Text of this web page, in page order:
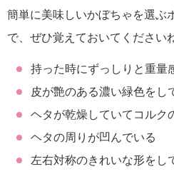
簡単に美味しいかぼちゃを選ぶ
で、ぜひ覚えておいてください
持った時にずっしりと重量
皮が艶のある濃い緑色をし
ヘタが乾燥していてコルク
ヘタの周りが凹んでいる
左右対称のきれいな形をし